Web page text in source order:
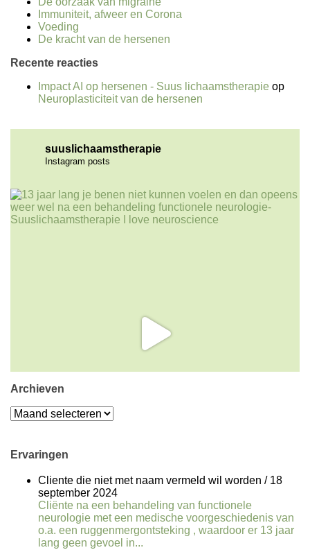
Immuniteit, afweer en Corona
Voeding
De kracht van de hersenen
Recente reacties
Impact AI op hersenen - Suus lichaamstherapie op
Neuroplasticiteit van de hersenen
suuslichaamstherapie
Instagram posts
Archieven
Archieven
Ervaringen
Cliente die niet met naam vermeld wil worden / 18
september 2024
Cliënte na een behandeling van functionele
neurologie met een medische voorgeschiedenis van
o.a. een ruggenmergontsteking , waardoor er 13 jaar
lang geen gevoel in...